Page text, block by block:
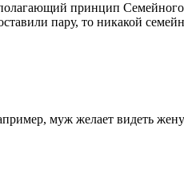
принцип
пару, то никакой
муж желает видеть